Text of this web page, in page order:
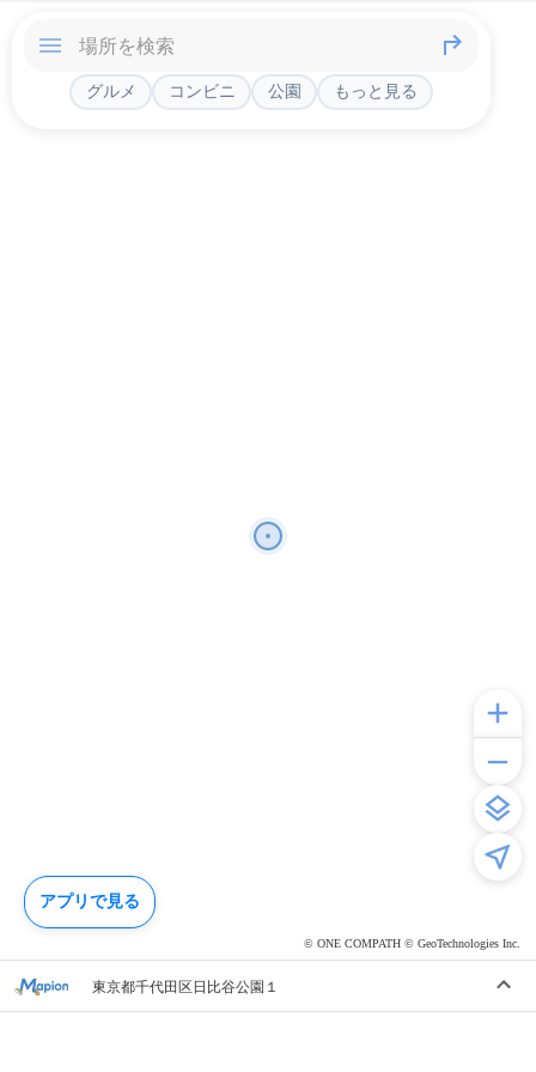
© ONE COMPATH © GeoTechnologies Inc.
グルメ コンビニ 公園 もっと見る
東京都千代田区日比谷公園１
アプリで見る